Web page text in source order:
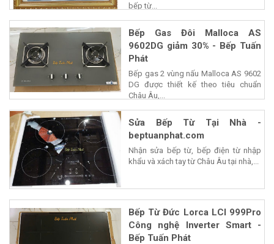
bếp từ...
Bếp Gas Đôi Malloca AS
9602DG giảm 30% - Bếp Tuấn
Phát
Bếp gas 2 vùng nấu Malloca AS 9602
DG được thiết kế theo tiêu chuẩn
Châu Âu,...
Sửa Bếp Từ Tại Nhà -
beptuanphat.com
Nhận sửa bếp từ, bếp điện từ nhập
khẩu và xách tay từ Châu Âu tại nhà,...
Bếp Từ Đức Lorca LCI 999Pro
Công nghệ Inverter Smart -
Bếp Tuấn Phát